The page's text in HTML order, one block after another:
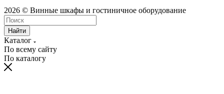
2026 © Винные шкафы и гостиничное оборудование
Найти
Каталог
По всему сайту
По каталогу